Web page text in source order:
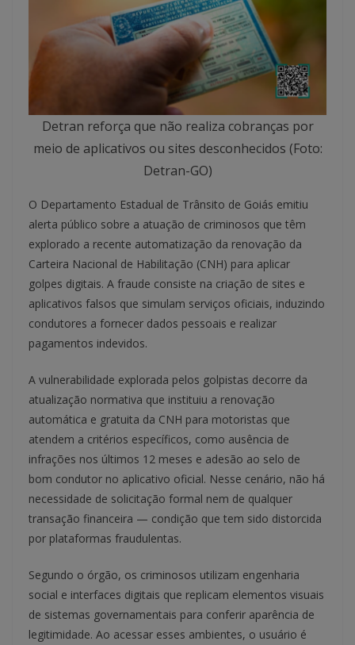
Detran reforça que não realiza cobranças por
meio de aplicativos ou sites desconhecidos (Foto:
Detran-GO)
O Departamento Estadual de Trânsito de Goiás emitiu
alerta público sobre a atuação de criminosos que têm
explorado a recente automatização da renovação da
Carteira Nacional de Habilitação (CNH) para aplicar
golpes digitais. A fraude consiste na criação de sites e
aplicativos falsos que simulam serviços oficiais, induzindo
condutores a fornecer dados pessoais e realizar
pagamentos indevidos.
A vulnerabilidade explorada pelos golpistas decorre da
atualização normativa que instituiu a renovação
automática e gratuita da CNH para motoristas que
atendem a critérios específicos, como ausência de
infrações nos últimos 12 meses e adesão ao selo de
bom condutor no aplicativo oficial. Nesse cenário, não há
necessidade de solicitação formal nem de qualquer
transação financeira — condição que tem sido distorcida
por plataformas fraudulentas.
Segundo o órgão, os criminosos utilizam engenharia
social e interfaces digitais que replicam elementos visuais
de sistemas governamentais para conferir aparência de
legitimidade. Ao acessar esses ambientes, o usuário é